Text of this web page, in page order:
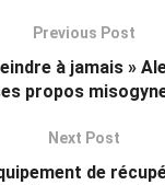
Previous Post
à jamais »
propos
Next Post
de